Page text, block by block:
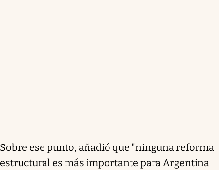
Sobre ese punto, añadió que "ninguna reforma
estructural es más importante para Argentina